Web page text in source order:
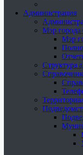
Администрация
Мэр города
Мэр
Структура